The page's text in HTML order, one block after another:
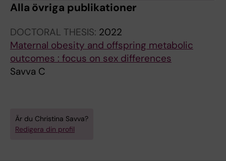
Alla övriga publikationer
DOCTORAL THESIS: 2022
Maternal obesity and offspring metabolic
outcomes : focus on sex differences
Savva C
Är du Christina Savva?
Redigera din profil